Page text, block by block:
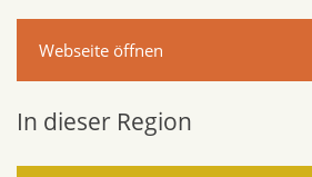
Webseite öffnen
In dieser Region